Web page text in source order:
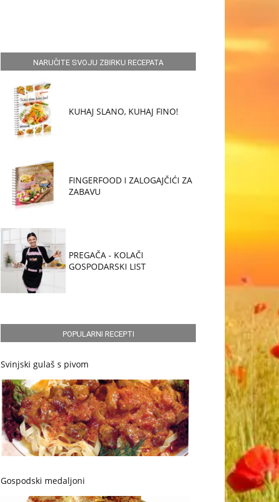
NARUČITE SVOJU ZBIRKU RECEPATA
KUHAJ SLANO, KUHAJ FINO!
FINGERFOOD I ZALOGAJČIĆI ZA
ZABAVU
PREGAČA - KOLAČI
GOSPODARSKI LIST
POPULARNI RECEPTI
Svinjski gulaš s pivom
Gospodski medaljoni